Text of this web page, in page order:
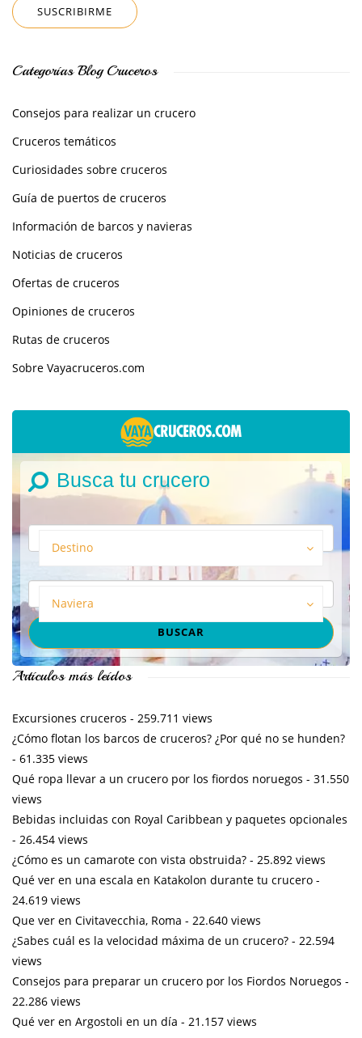
Categorías Blog Cruceros
Consejos para realizar un crucero
Cruceros temáticos
Curiosidades sobre cruceros
Guía de puertos de cruceros
Información de barcos y navieras
Noticias de cruceros
Ofertas de cruceros
Opiniones de cruceros
Rutas de cruceros
Sobre Vayacruceros.com
Busca tu crucero
Destino
Naviera
Artículos más leídos
Excursiones cruceros - 259.711 views
¿Cómo flotan los barcos de cruceros? ¿Por qué no se hunden?
- 61.335 views
Qué ropa llevar a un crucero por los fiordos noruegos - 31.550
views
Bebidas incluidas con Royal Caribbean y paquetes opcionales
- 26.454 views
¿Cómo es un camarote con vista obstruida? - 25.892 views
Qué ver en una escala en Katakolon durante tu crucero -
24.619 views
Que ver en Civitavecchia, Roma - 22.640 views
¿Sabes cuál es la velocidad máxima de un crucero? - 22.594
views
Consejos para preparar un crucero por los Fiordos Noruegos -
22.286 views
Qué ver en Argostoli en un día - 21.157 views